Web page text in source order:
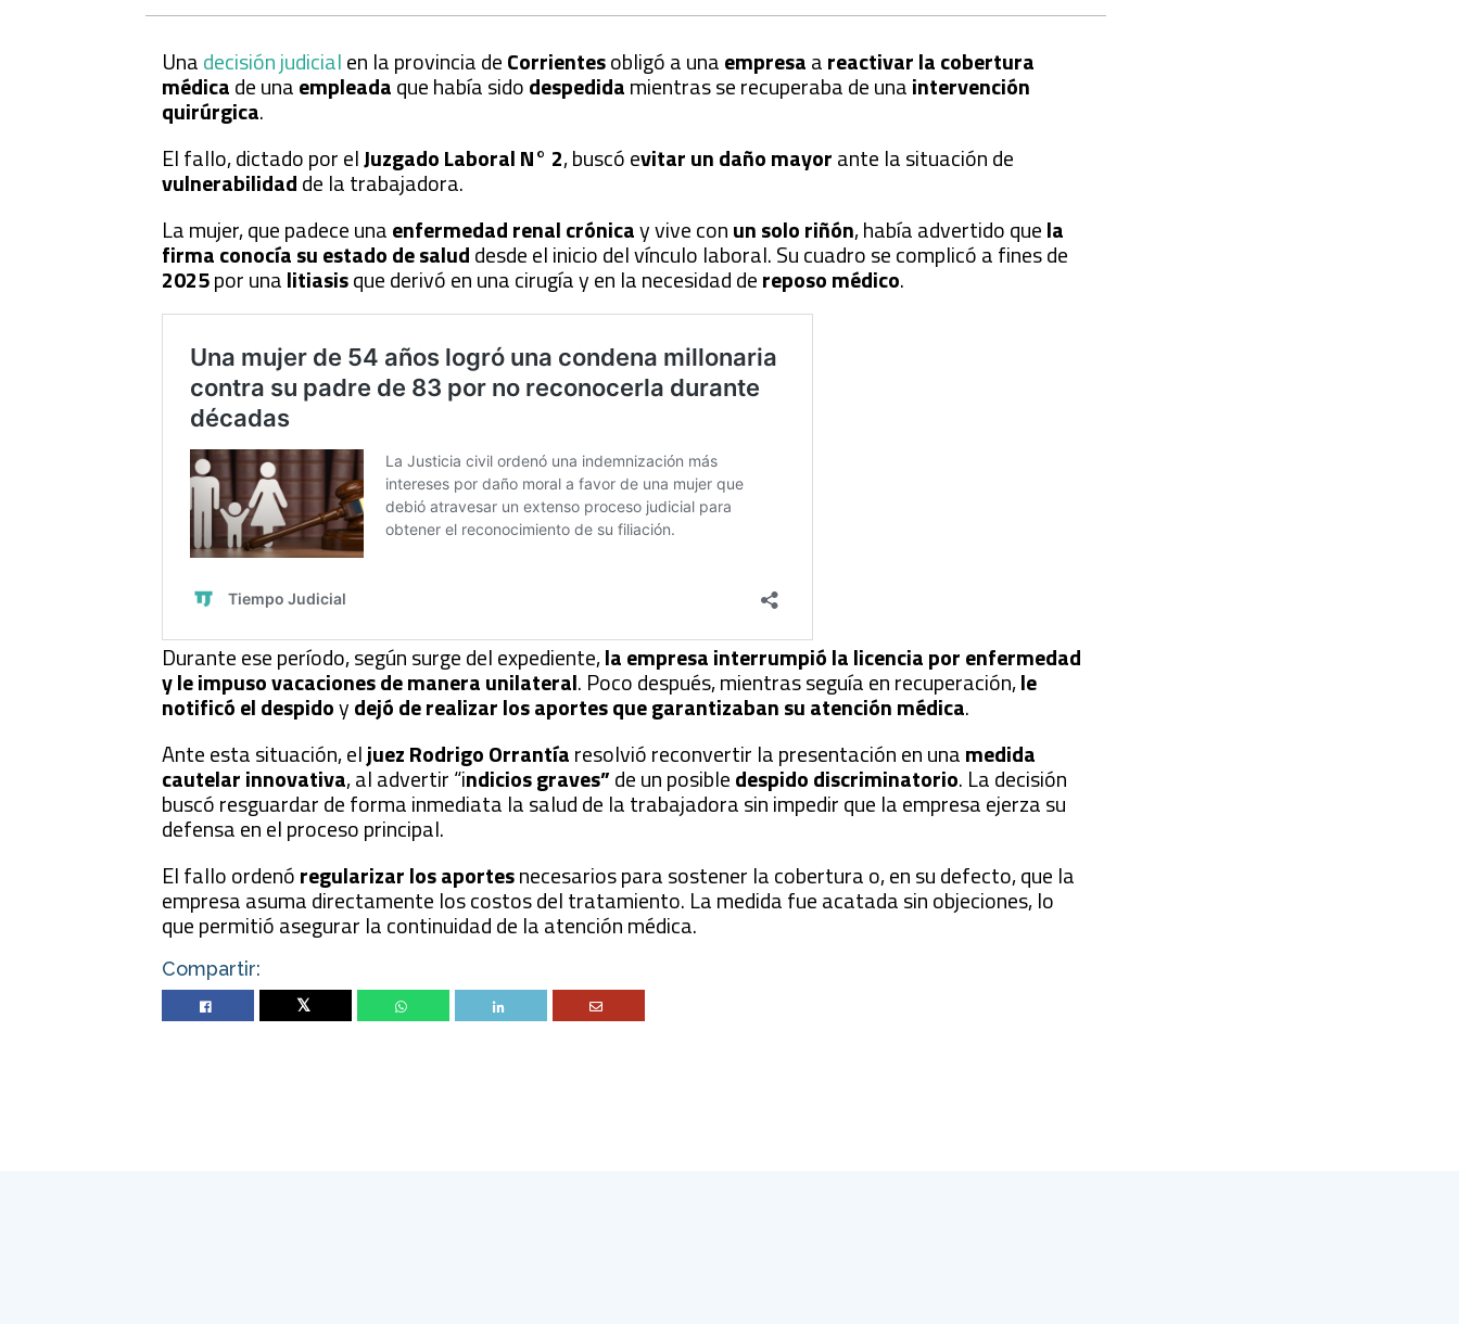
Unadecisión judicialen la provincia deCorrientesobligó a unaempresaareactivar la cobertura
médicade unaempleadaque había sidodespedidamientras se recuperaba de unaintervención
quirúrgica.
El fallo, dictado por elJuzgado Laboral N° 2, buscó evitar un daño mayorante la situación de
vulnerabilidadde la trabajadora.
La mujer, que padece unaenfermedad renal crónicay vive conun solo riñón, había advertido quela
firma conocía su estado de saluddesde el inicio del vínculo laboral. Su cuadro se complicó a fines de
2025por unalitiasisque derivó en una cirugía y en la necesidad dereposo médico.
Durante ese período, según surge del expediente,la empresa interrumpió la licencia por enfermedad
y le impuso vacaciones de manera unilateral. Poco después, mientras seguía en recuperación,le
notificó el despidoydejó de realizar los aportes que garantizaban su atención médica.
Ante esta situación, eljuez Rodrigo Orrantíaresolvió reconvertir la presentación en unamedida
cautelar innovativa, al advertir “indicios graves”de un posibledespido discriminatorio. La decisión
buscó resguardar de forma inmediata la salud de la trabajadora sin impedir que la empresa ejerza su
defensa en el proceso principal.
El fallo ordenóregularizar los aportesnecesarios para sostener la cobertura o, en su defecto, que la
empresa asuma directamente los costos del tratamiento. La medida fue acatada sin objeciones, lo
que permitió asegurar la continuidad de la atención médica.
Compartir:
Twitter